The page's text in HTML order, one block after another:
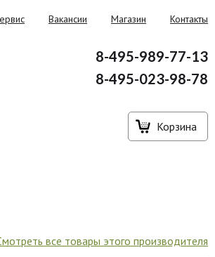
Вакансии Магазин Контакты
8-495-989-77-13
8-495-023-98-78
Корзина
все товары этого производителя